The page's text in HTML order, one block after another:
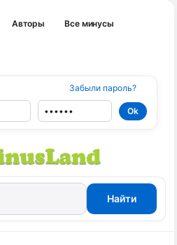
Авторы Все минусы
Забыли пароль?